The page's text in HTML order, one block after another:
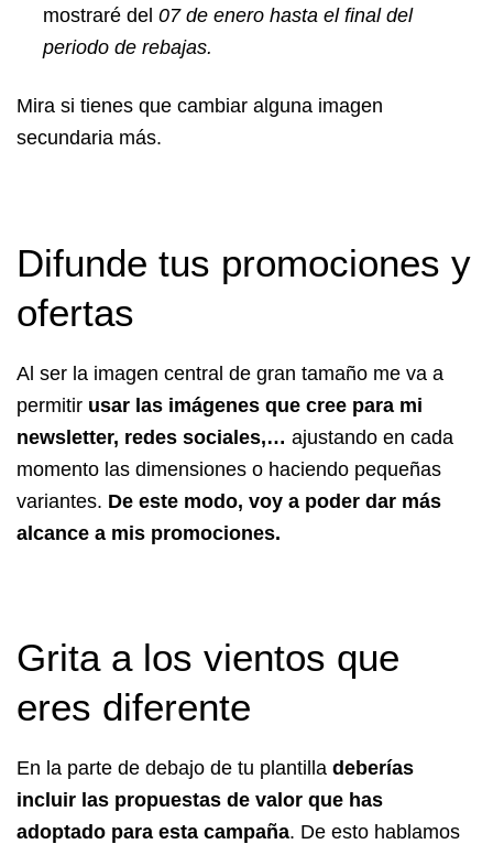
mostraré del 07 de enero hasta el final del
periodo de rebajas.
Mira si tienes que cambiar alguna imagen
secundaria más.
Difunde tus promociones y
ofertas
Al ser la imagen central de gran tamaño me va a
permitir usar las imágenes que cree para mi
newsletter, redes sociales,… ajustando en cada
momento las dimensiones o haciendo pequeñas
variantes. De este modo, voy a poder dar más
alcance a mis promociones.
Grita a los vientos que
eres diferente
En la parte de debajo de tu plantilla deberías
incluir las propuestas de valor que has
adoptado para esta campaña. De esto hablamos